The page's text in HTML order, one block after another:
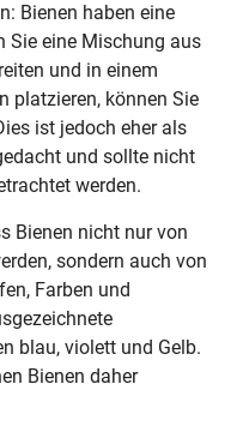
Bienen haben eine
Sie eine Mischung aus
und in einem
platzieren, können Sie
ist jedoch eher als
und sollte nicht
werden.
Bienen nicht nur von
sondern auch von
Farben und
blau, violett und Gelb.
Bienen daher